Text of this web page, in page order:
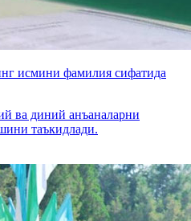
исмини фамилия сифатида
ва диний анъаналарни
таъкидлади.